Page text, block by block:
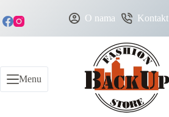
O nama Kontakt
Menu